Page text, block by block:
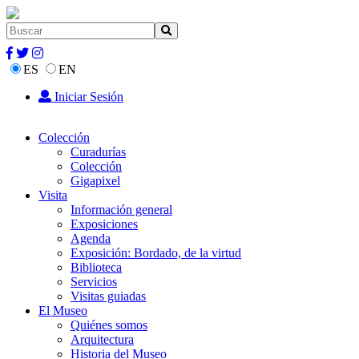
ES
EN
Iniciar Sesión
Colección
Curadurías
Colección
Gigapixel
Visita
Información general
Exposiciones
Agenda
Exposición: Bordado, de la virtud
Biblioteca
Servicios
Visitas guiadas
El Museo
Quiénes somos
Arquitectura
Historia del Museo